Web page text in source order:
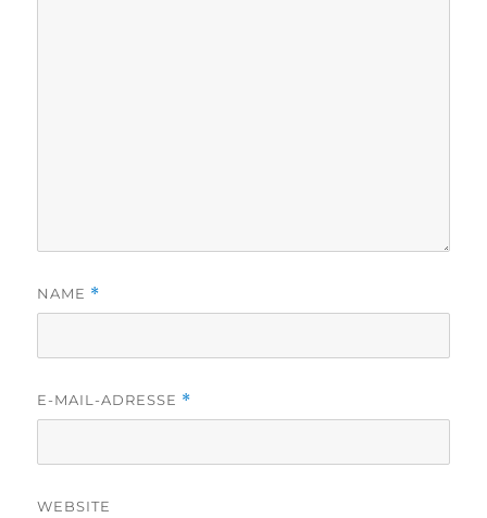
NAME *
E-MAIL-ADRESSE *
WEBSITE